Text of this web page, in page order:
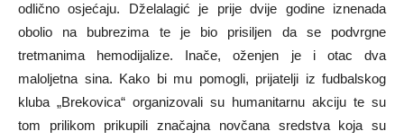
odlično osjećaju. Dželalagić je prije dvije godine iznenada
obolio na bubrezima te je bio prisiljen da se podvrgne
tretmanima hemodijalize. Inače, oženjen je i otac dva
maloljetna sina. Kako bi mu pomogli, prijatelji iz fudbalskog
kluba „Brekovica“ organizovali su humanitarnu akciju te su
tom prilikom prikupili značajna novčana sredstva koja su